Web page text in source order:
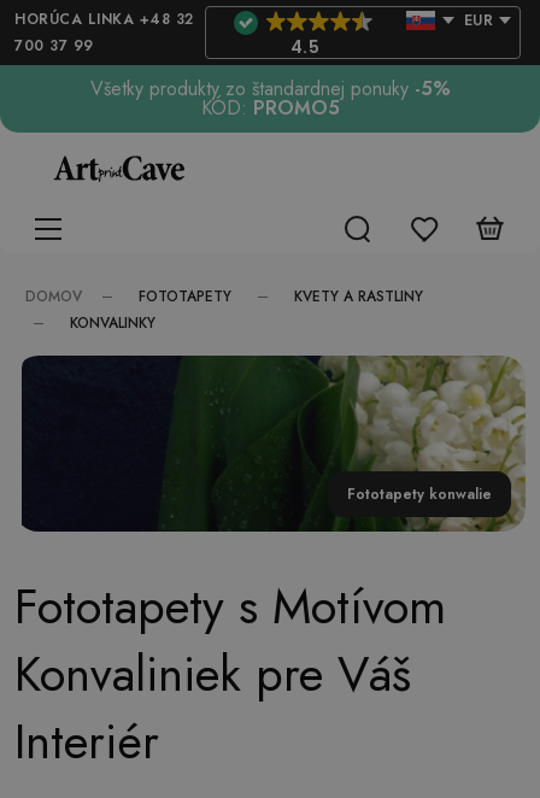
HORÚCA LINKA +48 32
700 37 99
4.5
EUR
Všetky produkty zo štandardnej ponuky -5%
KÓD: PROMO5
DOMOV FOTOTAPETY
KVETY A RASTLINY
KONVALINKY
Fototapety konwalie
Fototapety s Motívom
Konvaliniek pre Váš
Interiér